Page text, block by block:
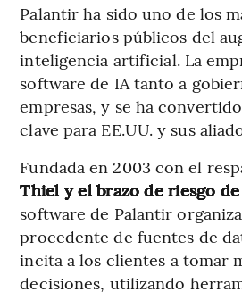
Palantir ha sido uno de los
beneficiarios públicos del
inteligencia artificial. La
software de IA tanto a
empresas, y se ha
clave para EE.UU. y sus
Fundada en 2003 con el
Thiel y el brazo de riesgo
software de Palantir
procedente de fuentes de
incita a los clientes a tomar
decisiones, utilizando